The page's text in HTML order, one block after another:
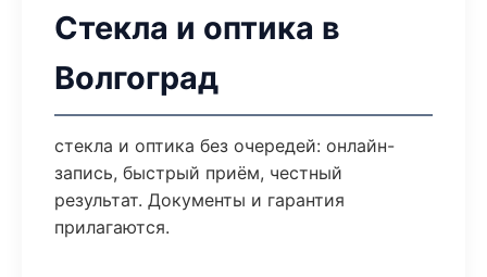
Стекла и оптика в
Волгоград
стекла и оптика без очередей: онлайн-
запись, быстрый приём, честный
результат. Документы и гарантия
прилагаются.